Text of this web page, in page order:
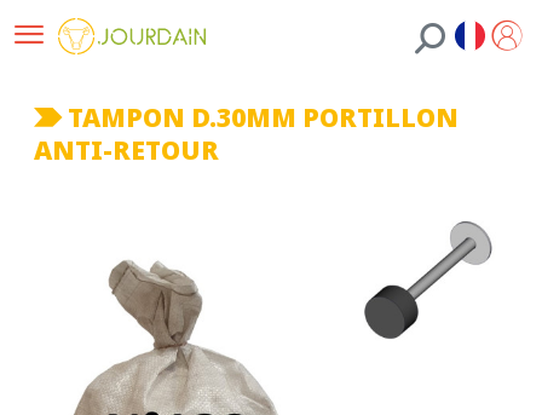
TAMPON D.30MM PORTILLON
ANTI-RETOUR